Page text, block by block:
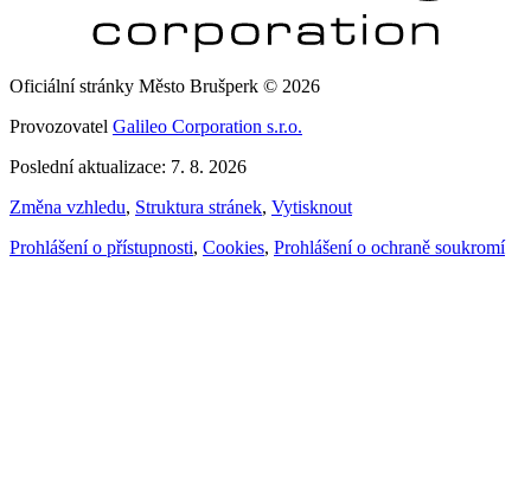
Oficiální stránky Město Brušperk © 2026
Provozovatel Galileo Corporation s.r.o.
Poslední aktualizace: 7. 8. 2026
Změna vzhledu, Struktura stránek, Vytisknout
Prohlášení o přístupnosti, Cookies, Prohlášení o ochraně soukromí